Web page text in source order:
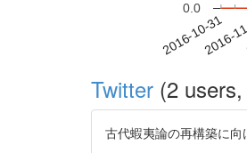
2016-10-31
2016-
0.0
Twitter (2
古代蝦夷論の再構築に